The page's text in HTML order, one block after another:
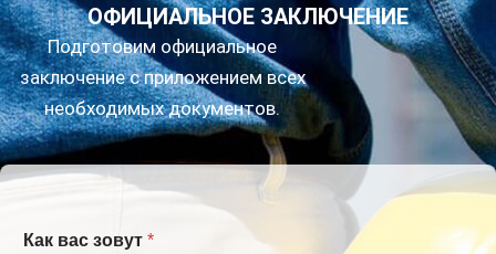
ОФИЦИАЛЬНОЕ ЗАКЛЮЧЕНИЕ
Подготовим официальное
заключение с приложением всех
необходимых документов.
Как вас зовут *